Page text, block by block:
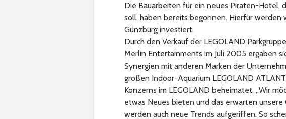
Die Bauarbeiten für ein neues Piraten-Hotel,
soll, haben bereits begonnen. Hierfür werden
Günzburg investiert.
Durch den Verkauf der LEGOLAND
Merlin Entertainments im Juli 2005 ergaben
Synergien mit anderen Marken der
großen Indoor-Aquarium LEGOLAND
Konzerns im LEGOLAND beheimatet. „Wir
etwas Neues bieten und das erwarten unsere
werden auch neue Trends aufgeriffen. So